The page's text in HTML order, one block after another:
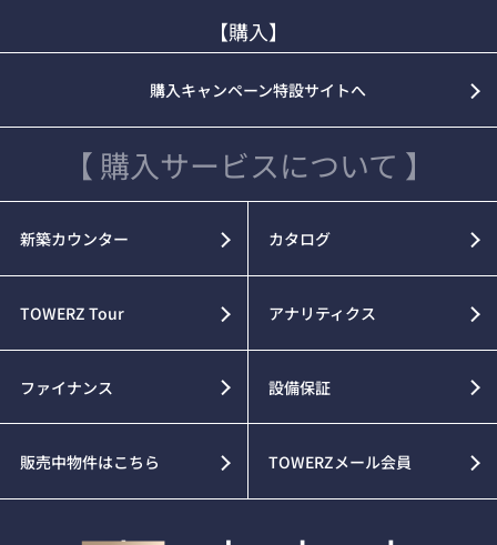
【購入】
購入キャンペーン特設サイトへ
【 購入サービスについて 】
新築カウンター カタログ
TOWERZ Tour アナリティクス
ファイナンス 設備保証
販売中物件はこちら TOWERZメール会員